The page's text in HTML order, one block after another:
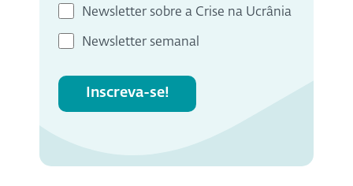
Newsletter sobre a Crise na Ucrânia
Newsletter semanal
Inscreva-se!